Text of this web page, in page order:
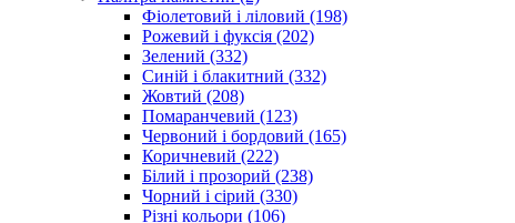
Фіолетовий і ліловий (198)
Рожевий і фуксія (202)
Зелений (332)
Синій і блакитний (332)
Жовтий (208)
Помаранчевий (123)
Червоний і бордовий (165)
Коричневий (222)
Білий і прозорий (238)
Чорний і сірий (330)
Різні кольори (106)